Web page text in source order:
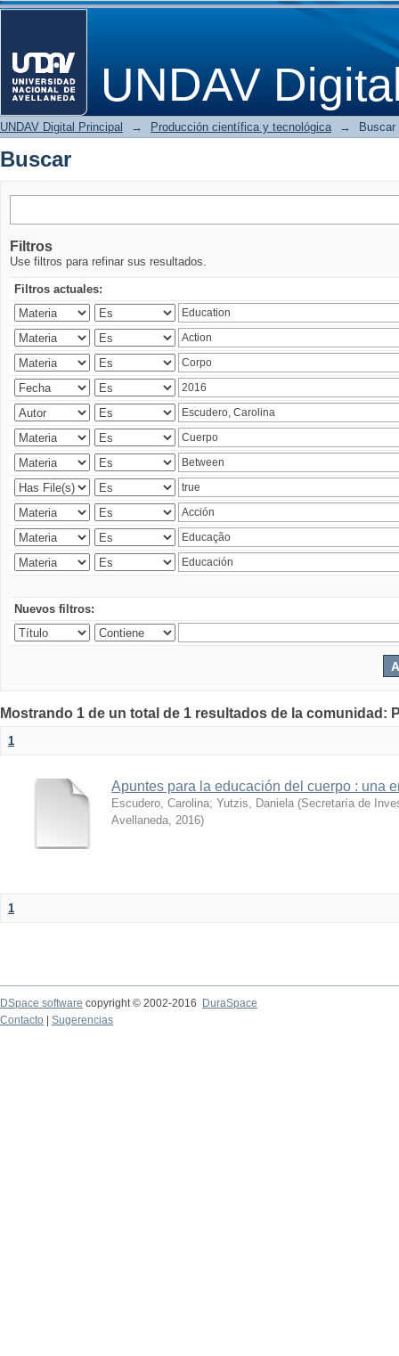
UNDAV
Buscar
UNDAV Digital Principal → Producción científica y tecnológica → Buscar
Buscar
Filtros
Use filtros para refinar sus resultados.
Filtros actuales:
Nuevos filtros:
Mostrando 1 de un total de 1 resultados de la
1
Apuntes para la educación del cuerpo : una
Escudero, Carolina; Yutzis, Daniela (Secretaría de
Avellaneda, 2016)
1
DSpace software copyright © 2002-2016
DuraSpace
Contacto
Sugerencias